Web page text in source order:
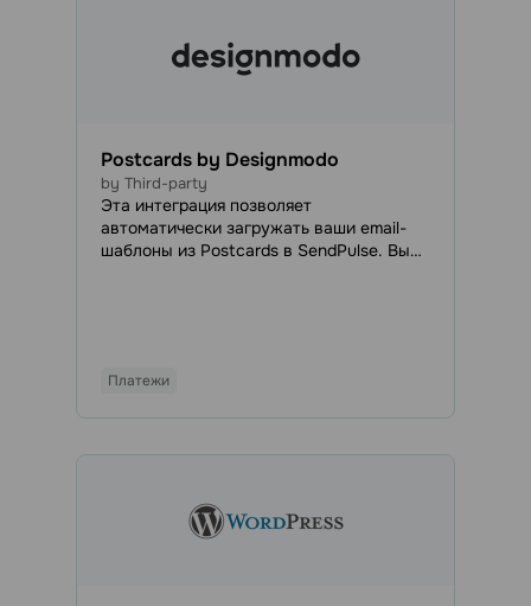
Postcards by Designmodo
by Third-party
Эта интеграция позволяет
автоматически загружать ваши email-
шаблоны из Postcards в SendPulse. Вы
Платежи